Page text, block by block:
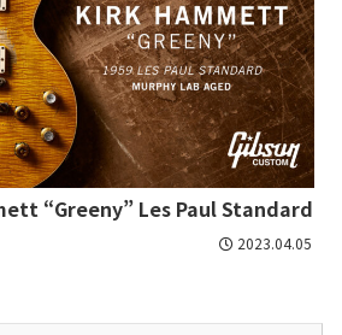
“Greeny” Les Paul Standard
2023.04.05